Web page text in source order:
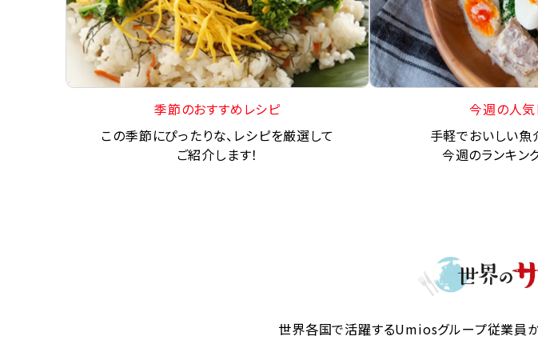
季節のおすすめレシピ
この季節にぴったりな、レシピを厳選して
ご紹介します！
今週の人気
手軽でおいしい魚
今週のランキン
世界各国で活躍するUmiosグループ従業員